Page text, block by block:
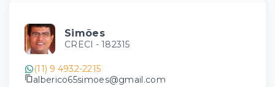
Simões
CRECI - 182315
(11) 9 4932-2215
alberico65simoes@gmail.com